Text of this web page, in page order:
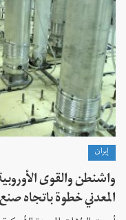
إيران
واشنطن والقوى
المعدني خطوة باتجاه